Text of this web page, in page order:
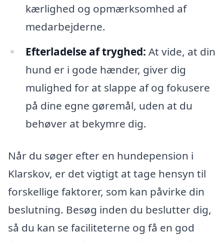
kærlighed og opmærksomhed af
medarbejderne.
Efterladelse af tryghed: At vide, at din
hund er i gode hænder, giver dig
mulighed for at slappe af og fokusere
på dine egne gøremål, uden at du
behøver at bekymre dig.
Når du søger efter en hundepension i
Klarskov, er det vigtigt at tage hensyn til
forskellige faktorer, som kan påvirke din
beslutning. Besøg inden du beslutter dig,
så du kan se faciliteterne og få en god